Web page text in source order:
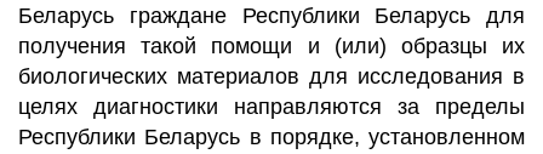
Беларусь граждане Республики Беларусь для
получения такой помощи и (или) образцы их
биологических материалов для исследования в
целях диагностики направляются за пределы
Республики Беларусь в порядке, установленном